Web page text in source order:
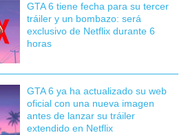
GTA 6 tiene fecha para su tercer
tráiler y un bombazo: será
exclusivo de Netflix durante 6
horas
GTA 6 ya ha actualizado su web
oficial con una nueva imagen
antes de lanzar su tráiler
extendido en Netflix